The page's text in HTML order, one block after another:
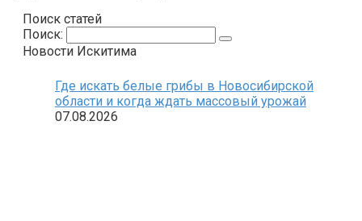
Поиск статей
Поиск:
Новости Искитима
Где искать белые грибы в Новосибирской
области и когда ждать массовый урожай
07.08.2026